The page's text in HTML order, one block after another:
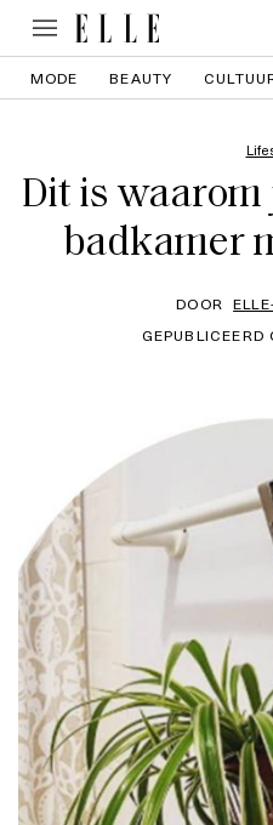
MODE BEAUTY
Dit is waarom
badkamer
DOOR